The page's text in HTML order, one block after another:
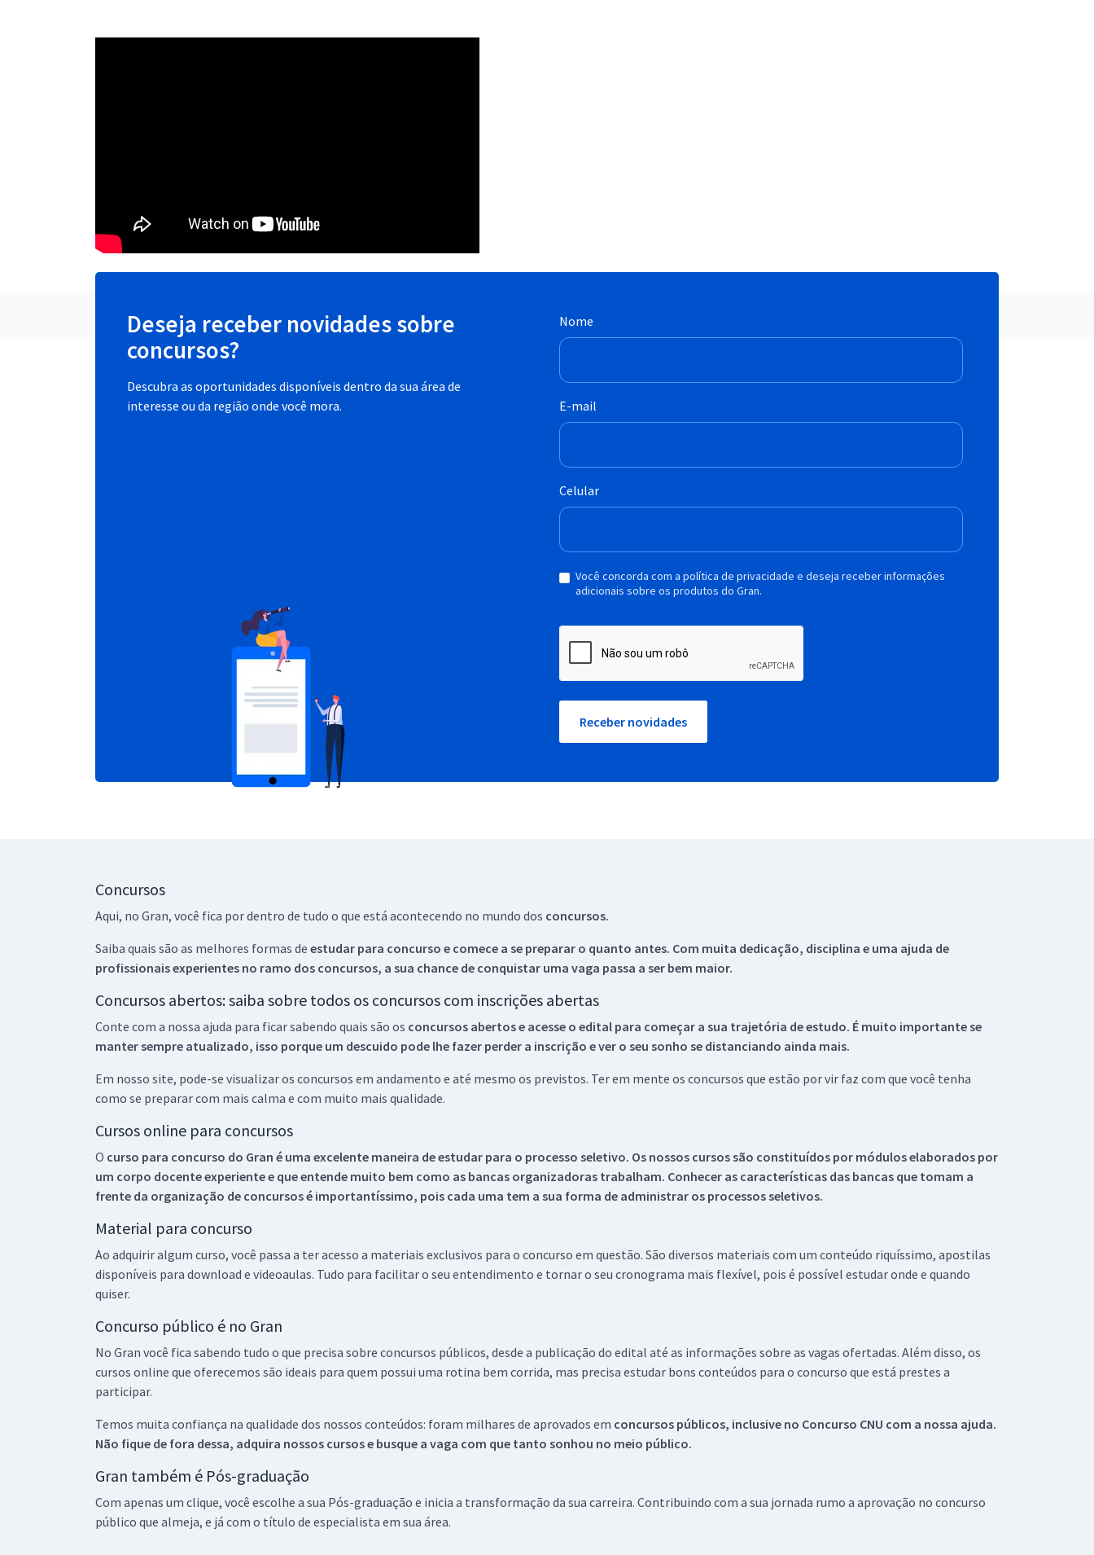
Deseja receber novidades sobre
concursos?
Descubra as oportunidades disponíveis dentro da sua área de
interesse ou da região onde você mora.
Nome
E-mail
Celular
Você concorda com a política de privacidade e deseja receber informações
adicionais sobre os produtos do Gran.
Receber novidades
Concursos
Aqui, no Gran, você fica por dentro de tudo o que está acontecendo no mundo dos concursos.
Saiba quais são as melhores formas de estudar para concurso e comece a se preparar o quanto antes. Com muita dedicação, disciplina e uma ajuda de
profissionais experientes no ramo dos concursos, a sua chance de conquistar uma vaga passa a ser bem maior.
Concursos abertos: saiba sobre todos os concursos com inscrições abertas
Conte com a nossa ajuda para ficar sabendo quais são os concursos abertos e acesse o edital para começar a sua trajetória de estudo. É muito importante se
manter sempre atualizado, isso porque um descuido pode lhe fazer perder a inscrição e ver o seu sonho se distanciando ainda mais.
Em nosso site, pode-se visualizar os concursos em andamento e até mesmo os previstos. Ter em mente os concursos que estão por vir faz com que você tenha
como se preparar com mais calma e com muito mais qualidade.
Cursos online para concursos
O curso para concurso do Gran é uma excelente maneira de estudar para o processo seletivo. Os nossos cursos são constituídos por módulos elaborados por
um corpo docente experiente e que entende muito bem como as bancas organizadoras trabalham. Conhecer as características das bancas que tomam a
frente da organização de concursos é importantíssimo, pois cada uma tem a sua forma de administrar os processos seletivos.
Material para concurso
Ao adquirir algum curso, você passa a ter acesso a materiais exclusivos para o concurso em questão. São diversos materiais com um conteúdo riquíssimo, apostilas
disponíveis para download e videoaulas. Tudo para facilitar o seu entendimento e tornar o seu cronograma mais flexível, pois é possível estudar onde e quando
quiser.
Concurso público é no Gran
No Gran você fica sabendo tudo o que precisa sobre concursos públicos, desde a publicação do edital até as informações sobre as vagas ofertadas. Além disso, os
cursos online que oferecemos são ideais para quem possui uma rotina bem corrida, mas precisa estudar bons conteúdos para o concurso que está prestes a
participar.
Temos muita confiança na qualidade dos nossos conteúdos: foram milhares de aprovados em concursos públicos, inclusive no Concurso CNU com a nossa ajuda.
Não fique de fora dessa, adquira nossos cursos e busque a vaga com que tanto sonhou no meio público.
Gran também é Pós-graduação
Com apenas um clique, você escolhe a sua Pós-graduação e inicia a transformação da sua carreira. Contribuindo com a sua jornada rumo a aprovação no concurso
público que almeja, e já com o título de especialista em sua área.